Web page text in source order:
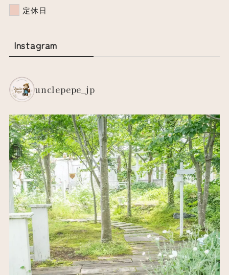
定休日
Instagram
unclepepe_jp